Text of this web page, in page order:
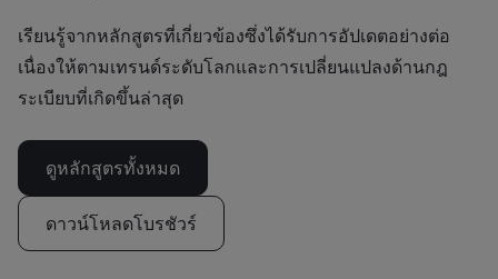
เรียนรู้จากหลักสูตรที่เกี่ยวข้องซึ่งได้รับการอัปเดตอย่างต่อ
เนื่องให้ตามเทรนด์ระดับโลกและการเปลี่ยนแปลงด้านกฎ
ระเบียบที่เกิดขึ้นล่าสุด
ดูหลักสูตรทั้งหมด
ดาวน์โหลดโบรชัวร์